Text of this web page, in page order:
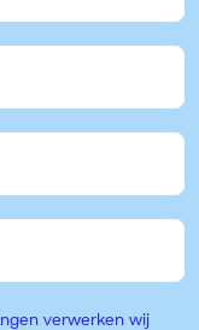
verwerken wij